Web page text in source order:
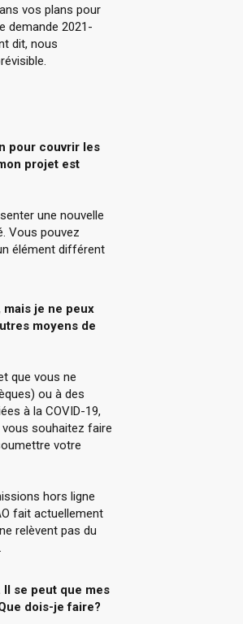
vos plans pour
demande 2021-
dit, nous
pour couvrir les
projet est
une nouvelle
Vous pouvez
élément différent
je ne peux
moyens de
que vous ne
ou à des
à la COVID-19,
souhaitez faire
votre
hors ligne
fait actuellement
relèvent pas du
se peut que mes
dois-je faire?